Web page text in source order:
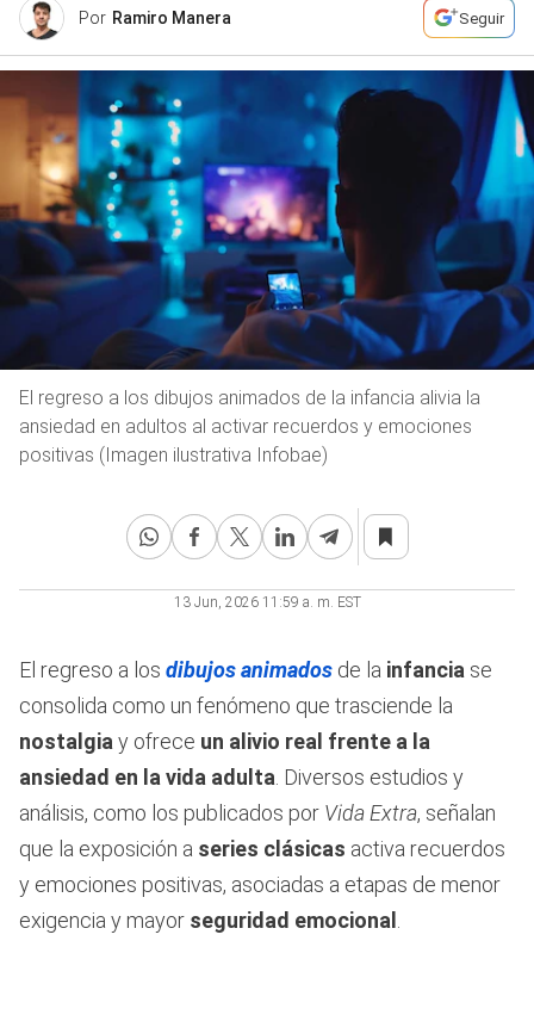
Por Ramiro Manera Seguir
El regreso a los dibujos animados de la infancia alivia la
ansiedad en adultos al activar recuerdos y emociones
positivas (Imagen ilustrativa Infobae)
13 Jun, 2026 11:59 a. m. EST
El regreso a los dibujos animados de la infancia se
consolida como un fenómeno que trasciende la
nostalgia y ofrece un alivio real frente a la
ansiedad en la vida adulta . Diversos estudios y
análisis, como los publicados por Vida Extra, señalan
que la exposición a series clásicas activa recuerdos
y emociones positivas, asociadas a etapas de menor
exigencia y mayor seguridad emocional